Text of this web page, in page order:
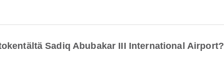
Sadiq Abubakar III International Airport?